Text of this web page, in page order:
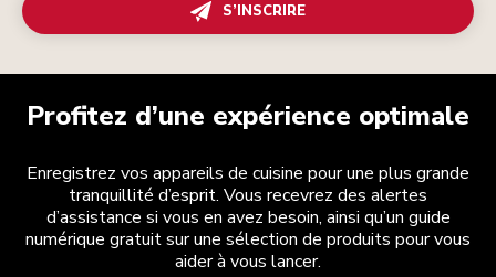
S’INSCRIRE
Profitez d’une expérience optimale
Enregistrez vos appareils de cuisine pour une plus grande
tranquillité d’esprit. Vous recevrez des alertes
d’assistance si vous en avez besoin, ainsi qu’un guide
numérique gratuit sur une sélection de produits pour vous
aider à vous lancer.